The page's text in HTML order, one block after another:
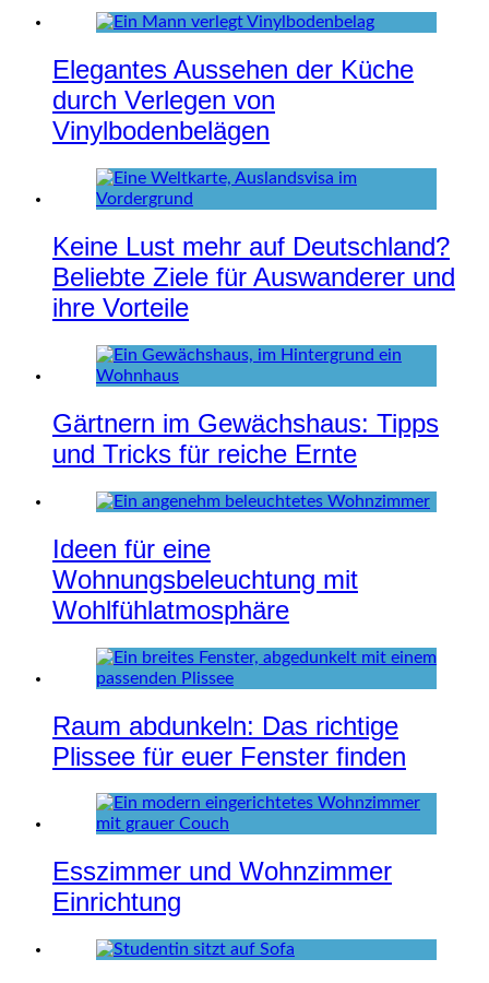
Elegantes Aussehen der Küche
durch Verlegen von
Vinylbodenbelägen
Keine Lust mehr auf Deutschland?
Beliebte Ziele für Auswanderer und
ihre Vorteile
Gärtnern im Gewächshaus: Tipps
und Tricks für reiche Ernte
Ideen für eine
Wohnungsbeleuchtung mit
Wohlfühlatmosphäre
Raum abdunkeln: Das richtige
Plissee für euer Fenster finden
Esszimmer und Wohnzimmer
Einrichtung